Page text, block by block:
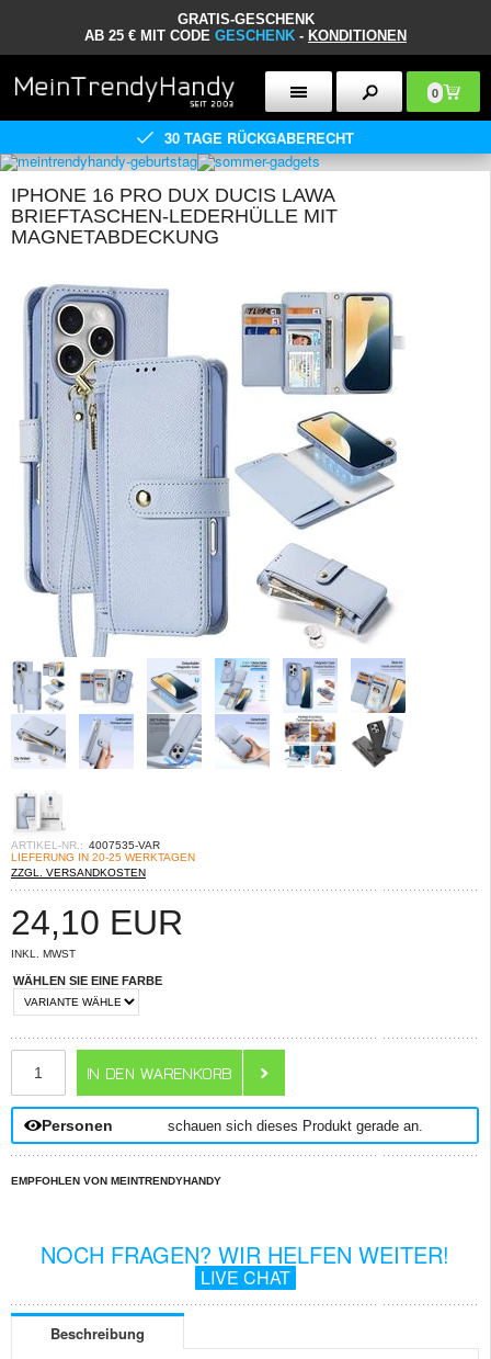
GRATIS-GESCHENK
AB 25 € MIT CODE GESCHENK - KONDITIONEN
0
30 TAGE RÜCKGABERECHT
IPHONE 16 PRO DUX DUCIS LAWA
BRIEFTASCHEN-LEDERHÜLLE MIT
MAGNETABDECKUNG
ARTIKEL-NR.: 4007535-VAR
LIEFERUNG IN 20-25 WERKTAGEN
ZZGL. VERSANDKOSTEN
24,10 EUR
INKL. MWST
WÄHLEN SIE EINE FARBE
Personen schauen sich dieses Produkt gerade an.
EMPFOHLEN VON MEINTRENDYHANDY
NOCH FRAGEN? WIR HELFEN WEITER!
LIVE CHAT
Beschreibung